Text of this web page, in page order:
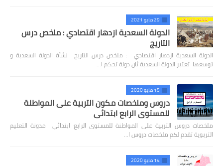
29 مايو 2021
الدولة السعدية ازدهار اقتصادي : ملخص درس
التاريج
الدولة السعدية ازدهار اقتصادي : ملخص درس التاريج نشأة الدولة السعدية و
توسعها تعتبر الدولة السعدية ثان دولة تحكم ا…
15 مايو 2020
دروس وملخصات مكون التربية على المواطنة
للمستوى الرابع ابتدائي
ملخصات دروس التربية على المواطنة للمستوى الرابع ابتدائي مدونة التعليم
التربوية تقدم لكم ملخصات دروس ا…
14 مايو 2020